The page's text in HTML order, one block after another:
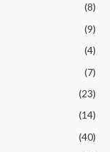
(8)
(9)
(4)
(7)
(23)
(14)
(40)